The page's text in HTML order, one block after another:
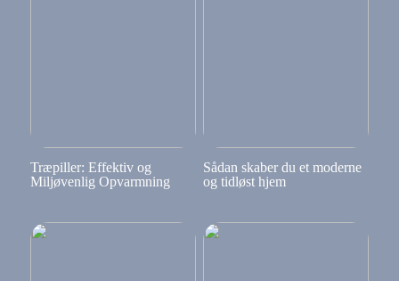
Træpiller: Effektiv og
Miljøvenlig Opvarmning
Sådan skaber du et moderne
og tidløst hjem